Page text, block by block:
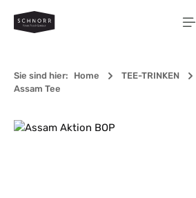
Zum Hauptinhalt springen
Sie sind hier: Home TEE-TRINKEN
Assam Tee
Bildergalerie überspringen